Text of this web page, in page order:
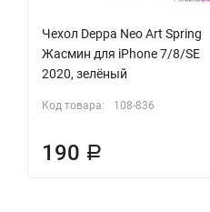
Чехол Deppa Neo Art Spring
Жасмин для iPhone 7/8/SE
2020, зелёный
Код товара: 108-836
190 Р